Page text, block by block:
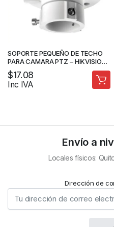
SOPORTE PEQUEÑO DE TECHO
PARA CAMARA PTZ – HIKVISION
– DS-1663ZJ
$17.08
Inc IVA
Envío a
Locales físicos:
Dirección de